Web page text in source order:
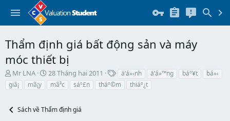
Thẩm định giá bất động sản và máy
móc thiết bị
T
h
a
Mr LNA
N
g
b
28 Tháng hai 2011
h
ä‘á»‹nh ä‘á»™ng báº¥t
bá»‹
giã¡
mã¡y mã³c sáº£n tháº©m thiáº¿t
Sách về Thẩm định giá